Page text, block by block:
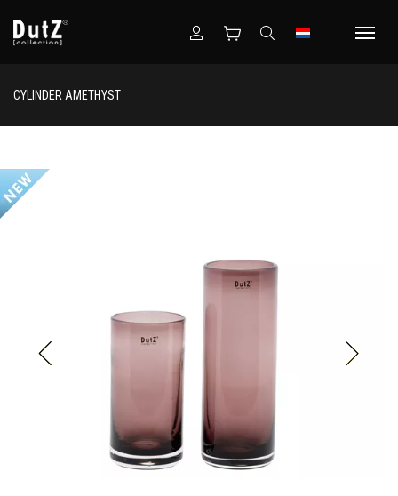
CYLINDER AMETHYST